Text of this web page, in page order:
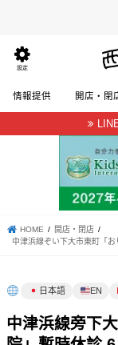
設定
情報提供 開店・閉
HOME
開店・閉店
中津浜線ぞい下大市東町「
日本語 EN
中津浜線旁下